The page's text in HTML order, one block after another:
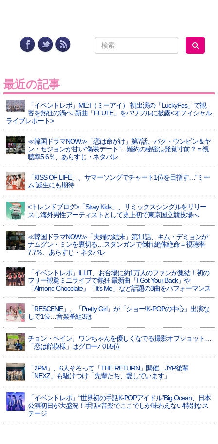
最近の記事
「イベントレポ」ME:I（ミーアイ） 初出演の「LuckyFes」で観
客を熱狂の渦へ! 新曲「FLUTE」をパワフルに披露<オフィシャル
ライブレポート>
≪韓国ドラマNOW≫「恋は命がけ」第7話、パク・ウンビン＆ヤ
ン・セジョンが甘い“偽装デート”…婚約の秘密は発覚寸前？＝視
聴率5.6％、あらすじ・ネタバレ
「KISS OF LIFE」、サマーソングでチャート1位を目指す…“ミー
ム”誕生にも期待
<トレンドブログ>「Stray Kids」、リミックスシングルをリリー
スし海外男性アーティストとして史上初で東京国立競技場へ
≪韓国ドラマNOW≫「夫婦の結末」第11話、キム・デミョンが
ナムグン・ミンを裏切る…スタンガンで倒れ絶体絶命＝視聴率
7.7％、あらすじ・ネタバレ
「イベントレポ」ILLIT、お台場に約1万人のファンが集結！初の
フリー観覧ミニライブで熱狂 最新曲「I Got Your Back」や
「Almond Chocolate」「It’s Me」など話題の3曲をパフォーマンス
「RESCENE」、「Pretty Girl」が「ショー!K-POPの中心」出演な
しで1位…音楽番組3冠
チョン・ヘイン、ワンちゃんを優しくなでる撮影オフショット…
「恋は飴模様」はグローバル5位
「2PM」、6人そろって「THE RETURN」開催…JYP後輩
「NEXZ」も駆けつけ「先輩たち、愛しています」
「イベントレポ」“世界初の手話K-POPアイドル”Big Ocean、日本
公演初日が大盛況！手話×音楽でここでしか味わえない特別なス
テージ